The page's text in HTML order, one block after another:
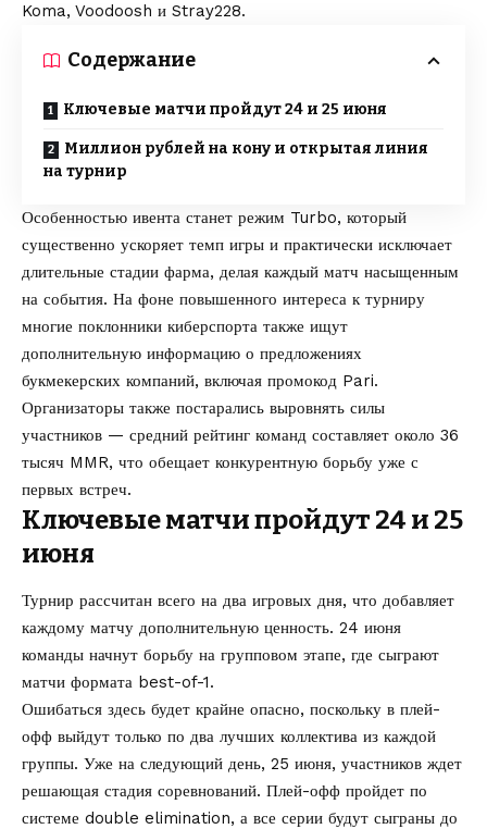
Koma, Voodoosh и Stray228.
Содержание
Ключевые матчи пройдут 24 и 25 июня
Миллион рублей на кону и открытая линия
на турнир
Особенностью ивента станет режим Turbo, который
существенно ускоряет темп игры и практически исключает
длительные стадии фарма, делая каждый матч насыщенным
на события. На фоне повышенного интереса к турниру
многие поклонники киберспорта также ищут
дополнительную информацию о предложениях
букмекерских компаний, включая промокод Pari.
Организаторы также постарались выровнять силы
участников — средний рейтинг команд составляет около 36
тысяч MMR, что обещает конкурентную борьбу уже с
первых встреч.
Ключевые матчи пройдут 24 и 25
июня
Турнир рассчитан всего на два игровых дня, что добавляет
каждому матчу дополнительную ценность. 24 июня
команды начнут борьбу на групповом этапе, где сыграют
матчи формата best-of-1.
Ошибаться здесь будет крайне опасно, поскольку в плей-
офф выйдут только по два лучших коллектива из каждой
группы. Уже на следующий день, 25 июня, участников ждет
решающая стадия соревнований. Плей-офф пройдет по
системе double elimination, а все серии будут сыграны до